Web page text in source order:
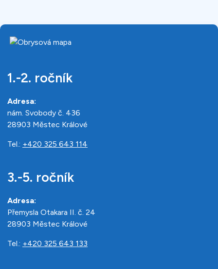
1.-2. ročník
Adresa:
nám. Svobody č. 436
28903 Městec Králové
Tel.: +420 325 643 114
3.-5. ročník
Adresa:
Přemysla Otakara II. č. 24
28903 Městec Králové
Tel.: +420 325 643 133